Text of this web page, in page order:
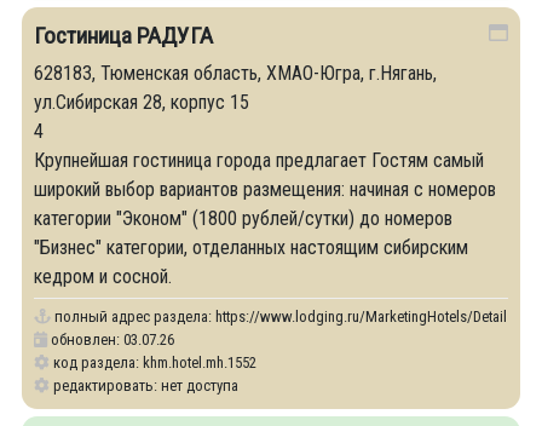
Гостиница РАДУГА
628183, Тюменская область, ХМАО-Югра, г.Нягань,
ул.Сибирская 28, корпус 15
4
Крупнейшая гостиница города предлагает Гостям самый
широкий выбор вариантов размещения: начиная с номеров
категории "Эконом" (1800 рублей/сутки) до номеров
"Бизнес" категории, отделанных настоящим сибирским
кедром и сосной.
полный адрес раздела: https://www.lodging.ru/MarketingHotels/Details/
обновлен: 03.07.26
код раздела: khm.hotel.mh.1552
редактировать: нет доступа